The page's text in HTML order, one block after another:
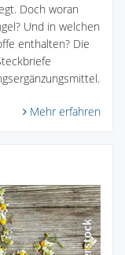
Doch woran
Und in welchen
enthalten? Die
Mehr erfahren